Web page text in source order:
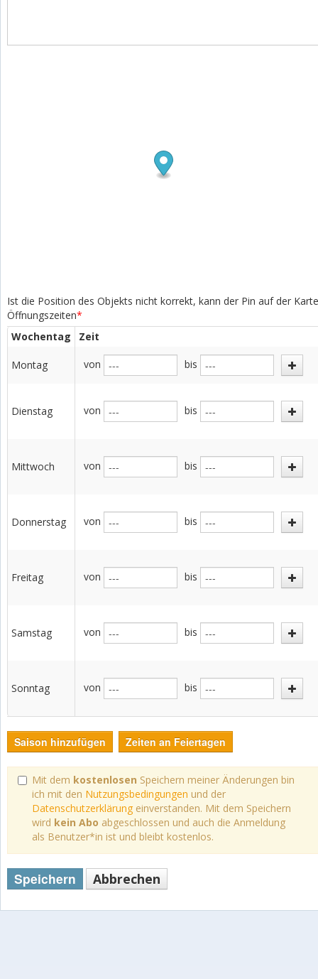
Ist die Position des Objekts nicht korrekt, kann der Pin auf der
Öffnungszeiten*
Wochentag
Zeit
Montag von bis
Dienstag von bis
Mittwoch von bis
Donnerstag von bis
Freitag von bis
Samstag von bis
Sonntag von bis
Saison hinzufügen Zeiten an Feiertagen
Mit dem kostenlosen Speichern meiner Änderungen bin
ich mit den Nutzungsbedingungen und der
Datenschutzerklärungeinverstanden. Mit dem Speichern
wird kein Abo abgeschlossen und auch die Anmeldung
als Benutzer*in ist und bleibt kostenlos.
Speichern Abbrechen